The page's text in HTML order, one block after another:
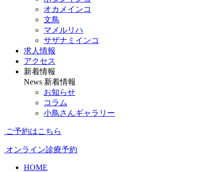
オカメインコ
文鳥
マメルリハ
サザナミインコ
求人情報
アクセス
新着情報
News 新着情報
お知らせ
コラム
小鳥さんギャラリー
ご予約はこちら
オンライン診療予約
HOME